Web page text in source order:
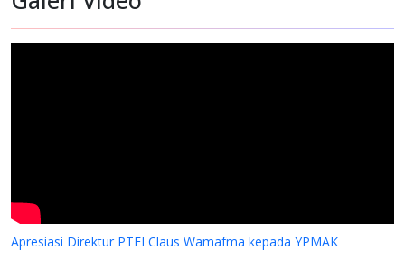
Apresiasi Direktur PTFI Claus Wamafma kepada YPMAK